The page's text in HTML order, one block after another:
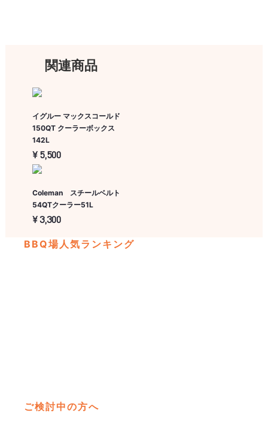
関連商品
イグルー マックスコールド
150QT クーラーボックス
142L
¥ 5,500
Coleman スチールベルト
54QTクーラー51L
¥ 3,300
BBQ場人気ランキング
ご検討中の方へ